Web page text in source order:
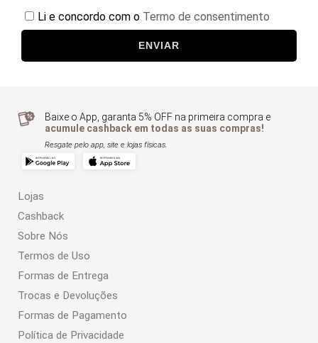
Li e concordo com o Termo de consentimento
ENVIAR
Baixe o App, garanta 5% OFF na primeira compra e
acumule cashback em todas as suas compras!
Resgate pelo app, site e lojas físicas.
Lojas
Cashback
Sobre Nós
Termos de Uso
Formas de Entrega
Trocas e Devoluções
Formas de Pagamento
Política de Privacidade